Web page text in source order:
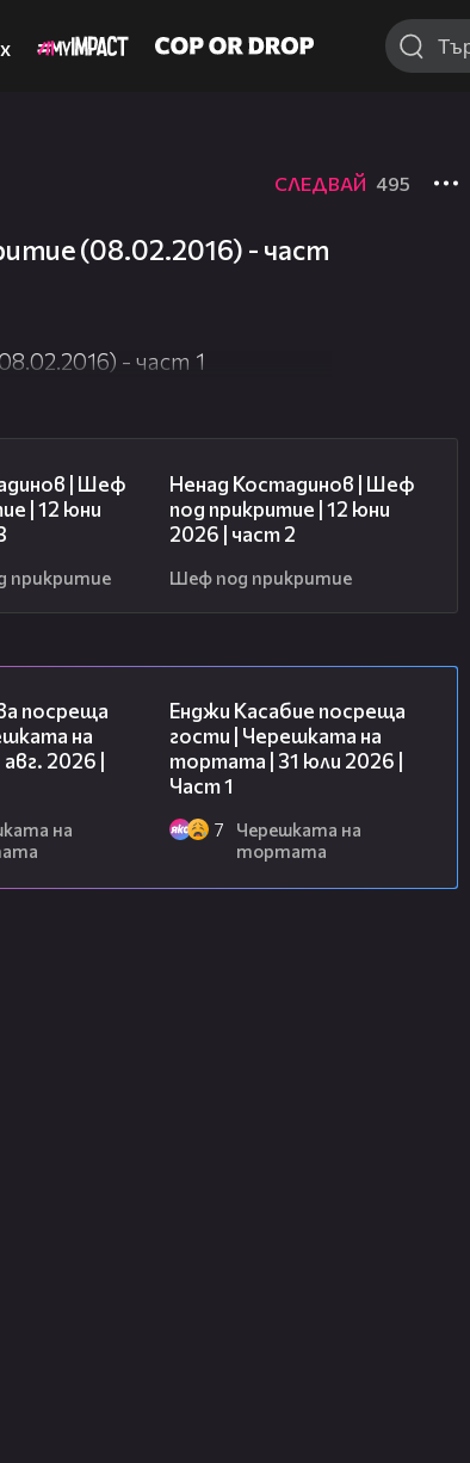
СЛЕДВАЙ 495
(08.02.2016) - част
- част 1
| Шеф
| 12 юни
прикритие
Ненад Костадинов | Шеф
под прикритие | 12 юни
2026 | част 2
Шеф под прикритие
посреща
на
2026 |
на
Енджи Касабие посреща
гости | Черешката на
тортата | 31 юли 2026 |
Част 1
7
Черешката на
тортата